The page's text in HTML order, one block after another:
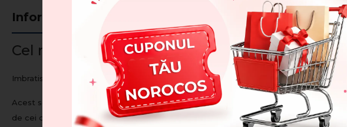
Informații
Cel mai confortabil mod de a arata grija
Imbratisarile sunt la fel de magice ca sarbatorile de iarna, de aceea setul nostru de
Acest set a fost creat pentru a oferi toate beneficiile unor imbratisari calde – sa
de cei dragi. Bucurati-va de aceste sentimente oricand, cu acest set exclusiv